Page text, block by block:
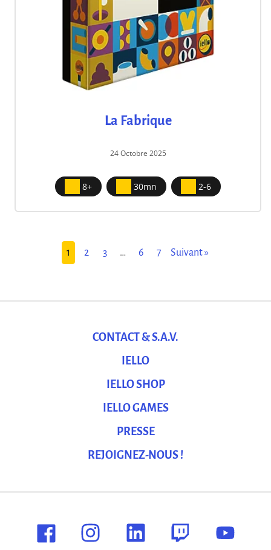
La Fabrique
24 Octobre 2025
8+ 30mn 2-6
1 2 3 … 6 7 Suivant »
CONTACT & S.A.V.
IELLO
IELLO SHOP
IELLO GAMES
PRESSE
REJOIGNEZ-NOUS !